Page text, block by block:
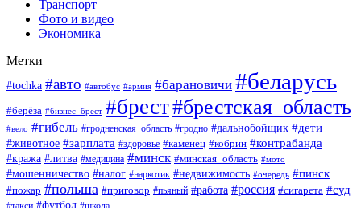
Транспорт
Фото и видео
Экономика
Метки
#tochka #авто #автобус #армия #барановичи #беларусь
#берёза #бизнес_брест #брест#брестская_область
#вело #гибель #гродненская_область #гродно #дальнобойщик #дети
#животное #зарплата #здоровье #каменец #кобрин #контрабанда
#кража #литва #медицина #минск #минская_область #мото
#мошенничество #налог #наркотик #недвижимость #очередь #пинск
#пожар #польша #приговор #пьяный #работа #россия #сигарета #суд
#футбол #школа